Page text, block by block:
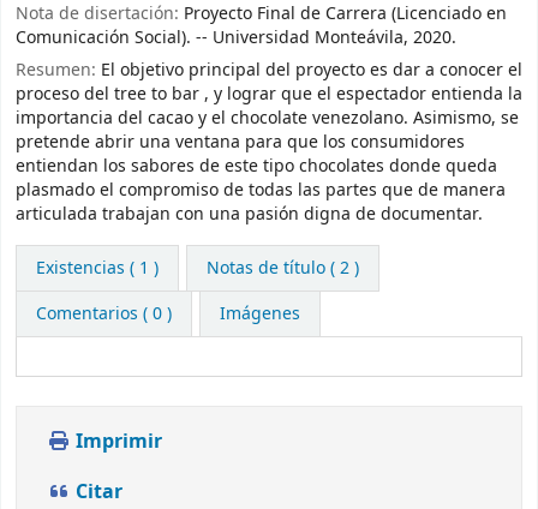
Nota de disertación: Proyecto Final de Carrera (Licenciado en
Comunicación Social). -- Universidad Monteávila, 2020.
Resumen: El objetivo principal del proyecto es dar a conocer el
proceso del tree to bar , y lograr que el espectador entienda la
importancia del cacao y el chocolate venezolano. Asimismo, se
pretende abrir una ventana para que los consumidores
entiendan los sabores de este tipo chocolates donde queda
plasmado el compromiso de todas las partes que de manera
articulada trabajan con una pasión digna de documentar.
Existencias ( 1 )
Notas de título ( 2 )
Comentarios ( 0 )
Imágenes
Imprimir
Citar